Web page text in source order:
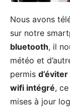
Nous avons
sur notre
bluetooth, il
météo et
permis d’éviter
wifi intégré,
mises à jour